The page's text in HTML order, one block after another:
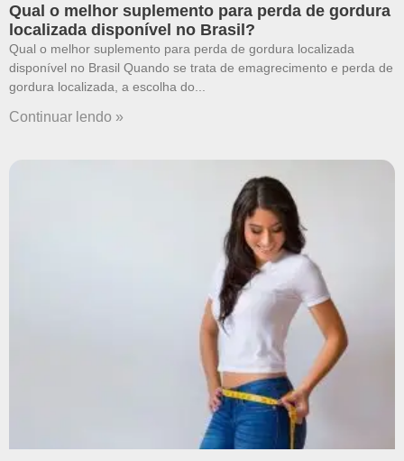
Qual o melhor suplemento para perda de gordura
localizada disponível no Brasil?
Qual o melhor suplemento para perda de gordura localizada
disponível no Brasil Quando se trata de emagrecimento e perda de
gordura localizada, a escolha do
Continuar lendo »